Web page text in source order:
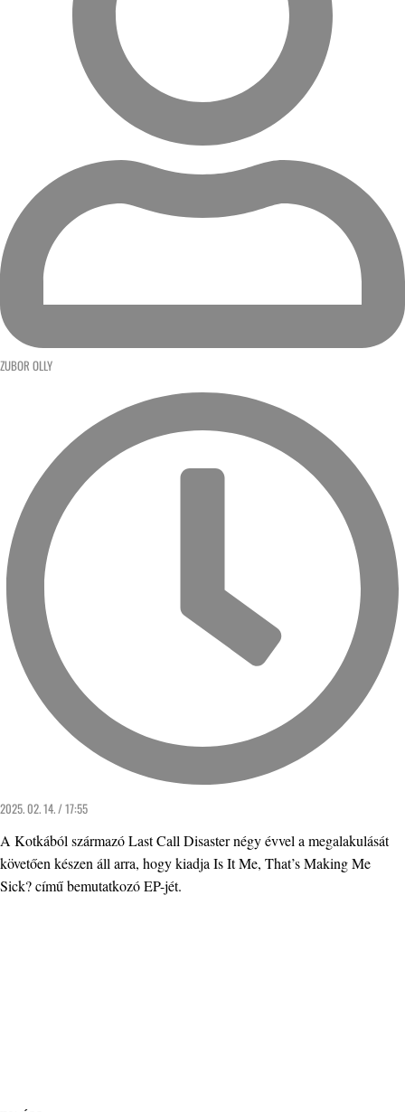
ZUBOR OLLY
2025. 02. 14. / 17:55
A Kotkából származó Last Call Disaster négy évvel a megalakulását
követően készen áll arra, hogy kiadja Is It Me, That’s Making Me
Sick? című bemutatkozó EP-jét.